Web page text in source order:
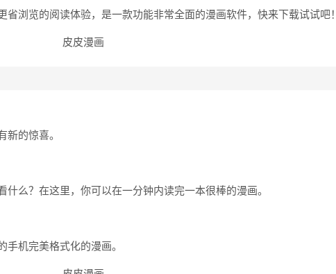
浏览的阅读体验，是一款功能非常全面的漫画软件，快来下载试试吧！
的惊喜。
么？在这里，你可以在一分钟内读完一本很棒的漫画。
机完美格式化的漫画。